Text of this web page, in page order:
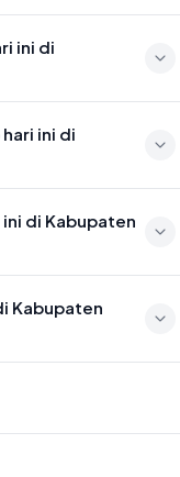
ini di
ini di
di Kabupaten
Kabupaten